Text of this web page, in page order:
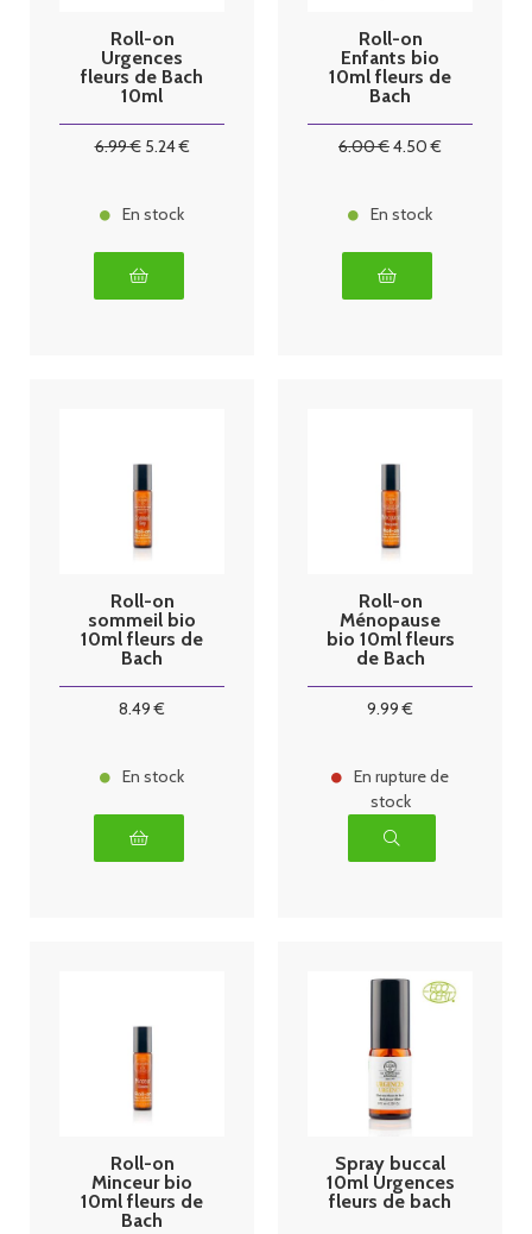
Roll-on
Urgences
fleurs de Bach
10ml
6.99€ 5.24€
En stock
Roll-on
Enfants bio
10ml fleurs de
Bach
6.00€4.50 €
En stock
Roll-on
sommeil bio
10ml fleurs de
Bach
8.49 €
En stock
Roll-on
Ménopause
bio 10ml fleurs
de Bach
9.99 €
En rupture de
stock
Roll-on
Minceur bio
10ml fleurs de
Bach
Spray buccal
10ml Urgences
fleurs de bach